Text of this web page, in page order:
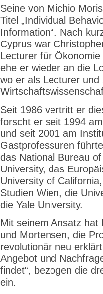
Seine von Michio
Titel „Individual
Information“. Nach
Cyprus war
Lecturer für
ehe er wieder an die
wo er als Lecturer
Seit 1986 vertritt er
forscht er seit 1994
und seit 2001 am
Gastprofessuren
das National Bureau
University, das
University of
Studien Wien, die
die Yale University.
Mit seinem Ansatz hat
und Mortensen, die
revolutionär neu
Angebot und
findet“, bezogen die
ein.